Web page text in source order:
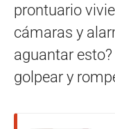
prontuario
cámaras y
aguantar
golpear y